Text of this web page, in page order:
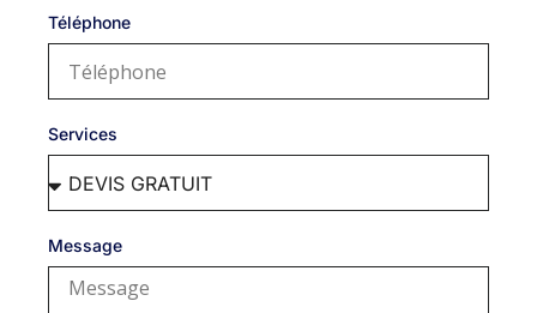
Téléphone
Services
Message